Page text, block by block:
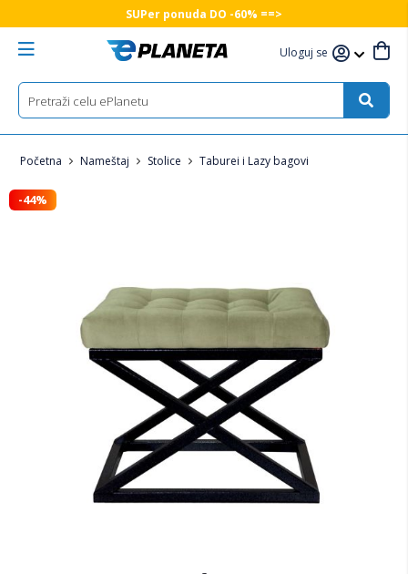
SUPer ponuda DO -60% ==>
Uloguj se
Početna Nameštaj Stolice Taburei i Lazy bagovi
-44%